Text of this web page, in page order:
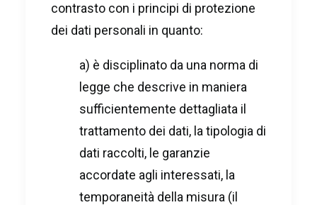
contrasto con i principi di protezione
dei dati personali in quanto:
a) è disciplinato da una norma di
legge che descrive in maniera
sufficientemente dettagliata il
trattamento dei dati, la tipologia di
dati raccolti, le garanzie
accordate agli interessati, la
temporaneità della misura (il